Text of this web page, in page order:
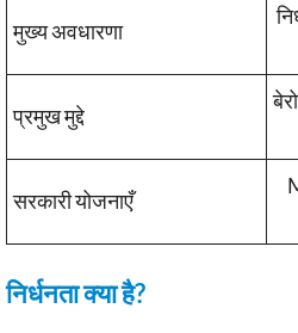
मुख्य अवधारणा
प्रमुख मुद्दे
सरकारी योजनाएँ
निर्धनता क्या है?